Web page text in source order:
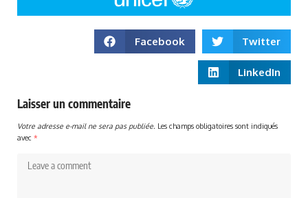
Facebook Twitter
LinkedIn
Laisser un commentaire
Votre adresse e-mail ne sera pas publiée. Les champs obligatoires sont indiqués
avec *